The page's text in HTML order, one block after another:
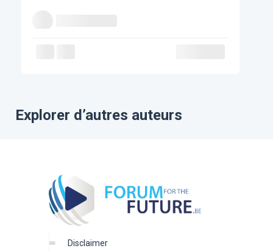
Explorer d’autres auteurs
disclaimer